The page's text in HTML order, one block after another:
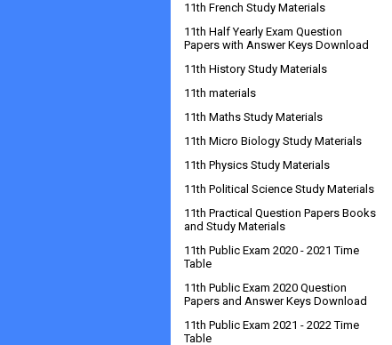
11th French Study Materials
11th Half Yearly Exam Question
Papers with Answer Keys Download
11th History Study Materials
11th materials
11th Maths Study Materials
11th Micro Biology Study Materials
11th Physics Study Materials
11th Political Science Study Materials
11th Practical Question Papers Books
and Study Materials
11th Public Exam 2020 - 2021 Time
Table
11th Public Exam 2020 Question
Papers and Answer Keys Download
11th Public Exam 2021 - 2022 Time
Table